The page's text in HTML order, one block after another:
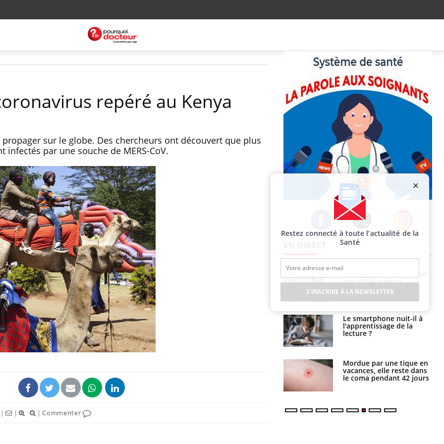
repéré au Kenya
sur le globe. Des chercheurs ont découvert que plus
infectés par une souche de MERS-CoV.
| | |Commenter
Facebook Twitter Instagram
La sieste empêche-t-elle
de dormir la nuit ?
VIH : la fin du comprimé
tous les jours se profile-t-
elle enfin ?
jours de vos vacances ?
que dit la science
Le smartphone nuit-il à
l'apprentissage de la
lecture ?
Mordue par une tique en
vacances, elle reste dans
le coma pendant 42 jours
Restez connecté à toute l’actualité de la
Santé
S'INSCRIRE À LA NEWSLETTER